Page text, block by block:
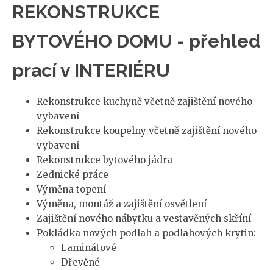
REKONSTRUKCE
BYTOVÉHO DOMU - přehled
prací v INTERIÉRU
Rekonstrukce kuchyně včetně zajištění nového
vybavení
Rekonstrukce koupelny včetně zajištění nového
vybavení
Rekonstrukce bytového jádra
Zednické práce
Výměna topení
Výměna, montáž a zajištění osvětlení
Zajištění nového nábytku a vestavěných skříní
Pokládka nových podlah a podlahových krytin:
Laminátové
Dřevěné